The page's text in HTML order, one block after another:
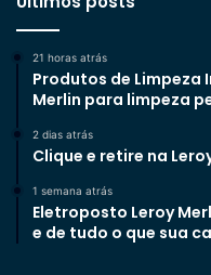
21 horas atrás
Produtos de Limpeza
Merlin para limpeza
2 dias atrás
Clique e retire na
1 semana atrás
Eletroposto Leroy
e de tudo o que sua